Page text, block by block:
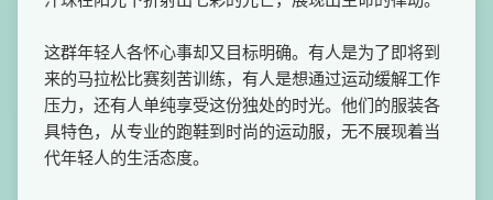
这群年轻人各怀心事却又目标明确。有人是为了即将到
来的马拉松比赛刻苦训练，有人是想通过运动缓解工作
压力，还有人单纯享受这份独处的时光。他们的服装各
具特色，从专业的跑鞋到时尚的运动服，无不展现着当
代年轻人的生活态度。